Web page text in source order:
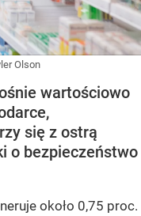
Olson
wartościowo
się z ostrą
o bezpieczeństwo
około 0,75 proc.